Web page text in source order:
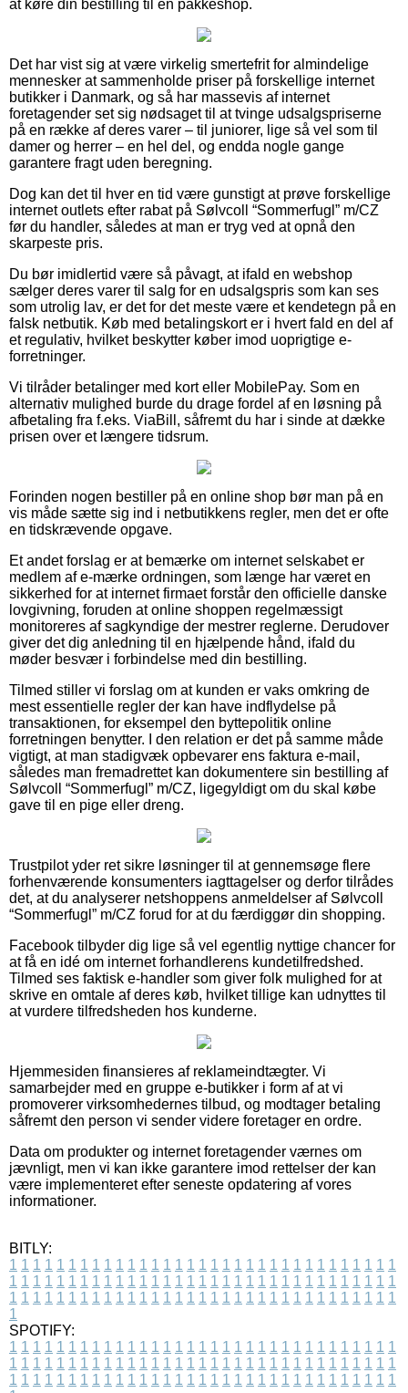
at køre din bestilling til en pakkeshop.
Det har vist sig at være virkelig smertefrit for almindelige
mennesker at sammenholde priser på forskellige internet
butikker i Danmark, og så har massevis af internet
foretagender set sig nødsaget til at tvinge udsalgspriserne
på en række af deres varer – til juniorer, lige så vel som til
damer og herrer – en hel del, og endda nogle gange
garantere fragt uden beregning.
Dog kan det til hver en tid være gunstigt at prøve forskellige
internet outlets efter rabat på Sølvcoll “Sommerfugl” m/CZ
før du handler, således at man er tryg ved at opnå den
skarpeste pris.
Du bør imidlertid være så påvagt, at ifald en webshop
sælger deres varer til salg for en udsalgspris som kan ses
som utrolig lav, er det for det meste være et kendetegn på en
falsk netbutik. Køb med betalingskort er i hvert fald en del af
et regulativ, hvilket beskytter køber imod uoprigtige e-
forretninger.
Vi tilråder betalinger med kort eller MobilePay. Som en
alternativ mulighed burde du drage fordel af en løsning på
afbetaling fra f.eks. ViaBill, såfremt du har i sinde at dække
prisen over et længere tidsrum.
Forinden nogen bestiller på en online shop bør man på en
vis måde sætte sig ind i netbutikkens regler, men det er ofte
en tidskrævende opgave.
Et andet forslag er at bemærke om internet selskabet er
medlem af e-mærke ordningen, som længe har været en
sikkerhed for at internet firmaet forstår den officielle danske
lovgivning, foruden at online shoppen regelmæssigt
monitoreres af sagkyndige der mestrer reglerne. Derudover
giver det dig anledning til en hjælpende hånd, ifald du
møder besvær i forbindelse med din bestilling.
Tilmed stiller vi forslag om at kunden er vaks omkring de
mest essentielle regler der kan have indflydelse på
transaktionen, for eksempel den byttepolitik online
forretningen benytter. I den relation er det på samme måde
vigtigt, at man stadigvæk opbevarer ens faktura e-mail,
således man fremadrettet kan dokumentere sin bestilling af
Sølvcoll “Sommerfugl” m/CZ, ligegyldigt om du skal købe
gave til en pige eller dreng.
Trustpilot yder ret sikre løsninger til at gennemsøge flere
forhenværende konsumenters iagttagelser og derfor tilrådes
det, at du analyserer netshoppens anmeldelser af Sølvcoll
“Sommerfugl” m/CZ forud for at du færdiggør din shopping.
Facebook tilbyder dig lige så vel egentlig nyttige chancer for
at få en idé om internet forhandlerens kundetilfredshed.
Tilmed ses faktisk e-handler som giver folk mulighed for at
skrive en omtale af deres køb, hvilket tillige kan udnyttes til
at vurdere tilfredsheden hos kunderne.
Hjemmesiden finansieres af reklameindtægter. Vi
samarbejder med en gruppe e-butikker i form af at vi
promoverer virksomhedernes tilbud, og modtager betaling
såfremt den person vi sender videre foretager en ordre.
Data om produkter og internet foretagender værnes om
jævnligt, men vi kan ikke garantere imod rettelser der kan
være implementeret efter seneste opdatering af vores
informationer.
BITLY:
1 1 1 1 1 1 1 1 1 1 1 1 1 1 1 1 1 1 1 1 1 1 1 1 1 1 1 1 1 1 1 1 1
1 1 1 1 1 1 1 1 1 1 1 1 1 1 1 1 1 1 1 1 1 1 1 1 1 1 1 1 1 1 1 1 1
1 1 1 1 1 1 1 1 1 1 1 1 1 1 1 1 1 1 1 1 1 1 1 1 1 1 1 1 1 1 1 1 1
1
SPOTIFY:
1 1 1 1 1 1 1 1 1 1 1 1 1 1 1 1 1 1 1 1 1 1 1 1 1 1 1 1 1 1 1 1 1
1 1 1 1 1 1 1 1 1 1 1 1 1 1 1 1 1 1 1 1 1 1 1 1 1 1 1 1 1 1 1 1 1
1 1 1 1 1 1 1 1 1 1 1 1 1 1 1 1 1 1 1 1 1 1 1 1 1 1 1 1 1 1 1 1 1